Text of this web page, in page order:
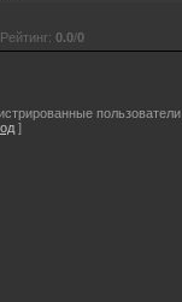
Рейтинг: 0.0/0
пользователи.
]